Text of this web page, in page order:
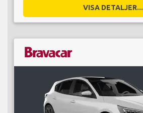
VISA DETALJER...